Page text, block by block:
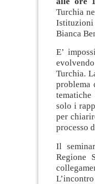
Turchia
Istituzioni
Bianca
E’
Turchia.
solo i
per
processo
Il
Regione